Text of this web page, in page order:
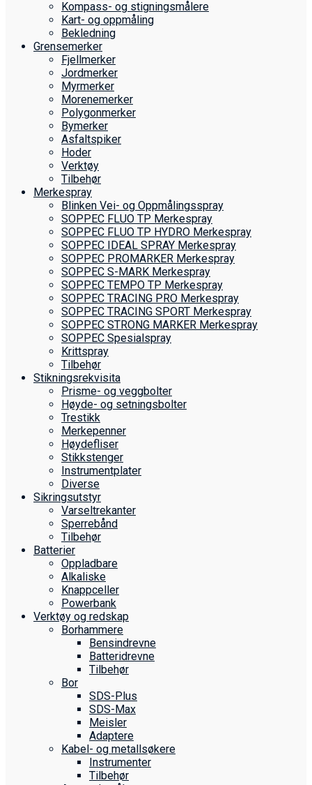
Kompass- og stigningsmålere
Kart- og oppmåling
Bekledning
Grense­merker
Fjellmerker
Jordmerker
Myrmerker
Morenemerker
Polygonmerker
Bymerker
Asfaltspiker
Hoder
Verktøy
Tilbehør
Merkespray
Blinken Vei- og Oppmålingsspray
SOPPEC FLUO TP Merkespray
SOPPEC FLUO TP HYDRO Merkespray
SOPPEC IDEAL SPRAY Merkespray
SOPPEC PROMARKER Merkespray
SOPPEC S-MARK Merkespray
SOPPEC TEMPO TP Merkespray
SOPPEC TRACING PRO Merkespray
SOPPEC TRACING SPORT Merkespray
SOPPEC STRONG MARKER Merkespray
SOPPEC Spesialspray
Krittspray
Tilbehør
Stikningsrekvisita
Prisme- og veggbolter
Høyde- og setningsbolter
Trestikk
Merkepenner
Høydefliser
Stikkstenger
Instrumentplater
Diverse
Sikringsutstyr
Varseltrekanter
Sperrebånd
Tilbehør
Batterier
Oppladbare
Alkaliske
Knappceller
Powerbank
Verktøy og redskap
Borhammere
Bensindrevne
Batteridrevne
Tilbehør
Bor
SDS-Plus
SDS-Max
Meisler
Adaptere
Kabel- og metallsøkere
Instrumenter
Tilbehør